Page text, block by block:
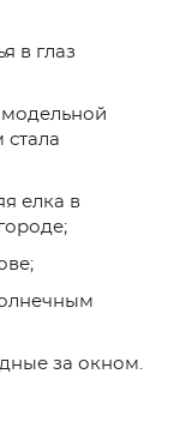
в глаз
модельной
елка в
за окном.